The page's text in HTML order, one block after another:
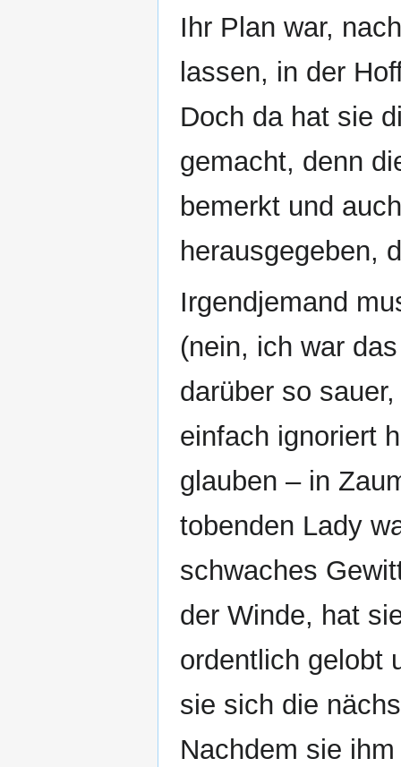
Ihr Plan war,
lassen, in der
Doch da hat sie
gemacht, denn
bemerkt und
herausgegeben,
Irgendjemand
(nein, ich war
darüber so
einfach ignoriert
glauben – in
tobenden Lady
schwaches
der Winde, hat
ordentlich gelobt
sie sich die
Nachdem sie